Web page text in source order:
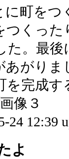
町をつ
つくっ
た。最
あがり
を完成
24 12:39
よ